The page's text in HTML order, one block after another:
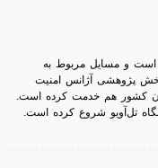
است و مسایل مربوط به
پژوهشی آژانس امنیت
آن کشور هم خدمت کرده است.
تل‌آویو شروع کرده است.